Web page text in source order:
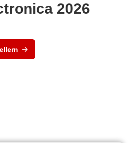
2026